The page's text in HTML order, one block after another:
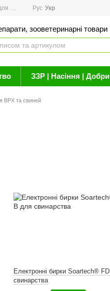
Новини
Рус Укр
зооветеринарні товари
ЗЗР | Насіння |
ВРХ та свиней
Електронні бирки Soartech®
свинарства